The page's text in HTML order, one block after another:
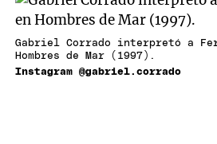
Gabriel Corrado interpretó a
Hombres de Mar (1997).
Instagram @gabriel.corrado